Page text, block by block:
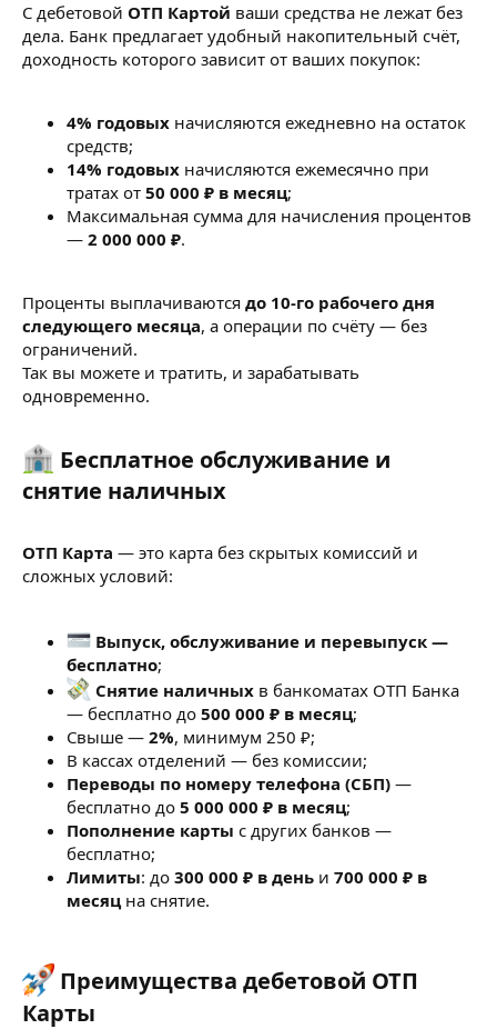
С дебетовой ОТП Картой ваши средства не лежат без
дела. Банк предлагает удобный накопительный счёт,
доходность которого зависит от ваших покупок:
4% годовых начисляются ежедневно на остаток
средств;
14% годовых начисляются ежемесячно при
тратах от 50 000 ₽ в месяц;
Максимальная сумма для начисления процентов
— 2 000 000 ₽.
Проценты выплачиваются до 10-го рабочего дня
следующего месяца, а операции по счёту — без
ограничений.
Так вы можете и тратить, и зарабатывать
одновременно.
Бесплатное обслуживание и
снятие наличных​
ОТП Карта — это карта без скрытых комиссий и
сложных условий:
Выпуск, обслуживание и перевыпуск —
бесплатно;
Снятие наличных в банкоматах ОТП Банка
— бесплатно до 500 000 ₽ в месяц;
Свыше — 2%, минимум 250 ₽;
В кассах отделений — без комиссии;
Переводы по номеру телефона (СБП) —
бесплатно до 5 000 000 ₽ в месяц;
Пополнение карты с других банков —
бесплатно;
Лимиты: до 300 000 ₽ в день и 700 000 ₽ в
месяцна снятие.
Преимущества дебетовой ОТП
Карты​